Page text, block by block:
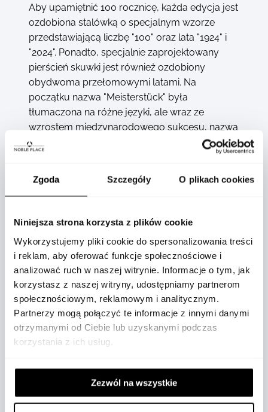
Zgoda Szczegóły O plikach cookies
Niniejsza strona korzysta z plików cookie
Wykorzystujemy pliki cookie do spersonalizowania treści
i reklam, aby oferować funkcje społecznościowe i
analizować ruch w naszej witrynie. Informacje o tym, jak
korzystasz z naszej witryny, udostępniamy partnerom
społecznościowym, reklamowym i analitycznym.
Partnerzy mogą połączyć te informacje z innymi danymi
otrzymanymi od Ciebie lub uzyskanymi podczas
korzystania z ich usług.
Zezwól na wszystkie
Aby upamiętnić 100 rocznicę, każda edycja jest
ozdobiona stalówką o specjalnym wzorze
przedstawiającą liczbę "100" oraz lata "1924" i
"2024". Ponadto, specjalnie zaprojektowany
pierścień skuwki jest również ozdobiony
obydwoma przełomowymi latami. Na
początku nazwa "Meisterstück" była
tłumaczona na różne języki, ale wraz ze
wzrostem międzynarodowego sukcesu, nazwa
produktu stała się tak emblematyczna, że
zachowano tylko oryginalną niemiecką wersję.
logo MEISTERSTÜCK jest wygrawerowane z
hołdem dla wielu różnych wersji klipsów, które
klipsy nie były od początku przymocowane do
instrumentu piśmiennego, lecz mogły być
wybierane przez klienta, którzy mogli wybierać
spośród wielu różnych klipsów i kolejno
montowane do instrumentu. Szlachetna żywica
skuwki wykazuje efekt przypominający
rozpuszczający się atrament, który został
zaawansowanych technik produkcji. Aby
uhonorować oryginalne źródła, które
zainspirowały projekt kolekcji Meisterstück The